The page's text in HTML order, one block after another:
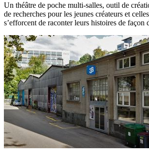
Un théâtre de poche multi-salles, outil de
de recherches pour les jeunes créateurs et
s’efforcent de raconter leurs histoires de façon